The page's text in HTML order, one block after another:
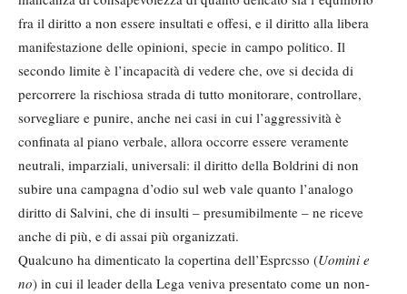
fra il diritto a non essere insultati e offesi, e il diritto alla libera
manifestazione delle opinioni, specie in campo politico. Il
secondo limite è l’incapacità di vedere che, ove si decida di
percorrere la rischiosa strada di tutto monitorare, controllare,
sorvegliare e punire, anche nei casi in cui l’aggressività è
confinata al piano verbale, allora occorre essere veramente
neutrali, imparziali, universali: il diritto della Boldrini di non
subire una campagna d’odio sul web vale quanto l’analogo
diritto di Salvini, che di insulti – presumibilmente – ne riceve
anche di più, e di assai più organizzati.
Qualcuno ha dimenticato la copertina dell’Esprcsso (Uomini e
no) in cui il leader della Lega veniva presentato come un non-